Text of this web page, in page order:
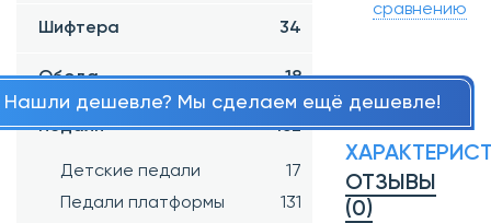
Шифтера 34
Обода 18
Педали 162
Детские педали
17
Педали платформы
131
сравнению
Нашли дешевле? Мы сделаем ещё дешевле!
ОТЗЫВЫ
(0)